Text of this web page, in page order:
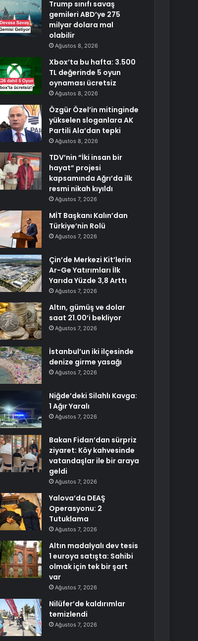
Trump sınıfı savaş
gemileri ABD’ye 275
milyar dolara mal
olabilir
Ağustos 8, 2026
Xbox’ta bu hafta: 3.500
TL değerinde 5 oyun
oynaması ücretsiz
Ağustos 8, 2026
Özgür Özel’in mitinginde
yükselen sloganlara AK
Partili Ala’dan tepki
Ağustos 8, 2026
TDV’nin “İki insan bir
hayat” projesi
kapsamında Ağrı’da ilk
resmi nikah kıyıldı
Ağustos 7, 2026
MİT Başkanı Kalın’dan
Türkiye’nin Rolü
Ağustos 7, 2026
Çin’de Merkezi Kit’lerin
Ar-Ge Yatırımları İlk
Yarıda Yüzde 3,8 Arttı
Ağustos 7, 2026
Altın, gümüş ve dolar
saat 21.00’i bekliyor
Ağustos 7, 2026
İstanbul’un iki ilçesinde
denize girme yasağı
Ağustos 7, 2026
Niğde’deki Silahlı Kavga:
1 Ağır Yaralı
Ağustos 7, 2026
Bakan Fidan’dan sürpriz
ziyaret: Köy kahvesinde
vatandaşlar ile bir araya
geldi
Ağustos 7, 2026
Yalova’da DEAŞ
Operasyonu: 2
Tutuklama
Ağustos 7, 2026
Altın madalyalı dev tesis
1 euroya satışta: Sahibi
olmak için tek bir şart
var
Ağustos 7, 2026
Nilüfer’de kaldırımlar
temizlendi
Ağustos 7, 2026